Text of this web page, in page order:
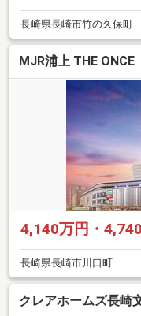
長崎県長崎市竹の久保町
MJR浦上 THE
4,140万円・
長崎県長崎市川口町
クレアホームズ長